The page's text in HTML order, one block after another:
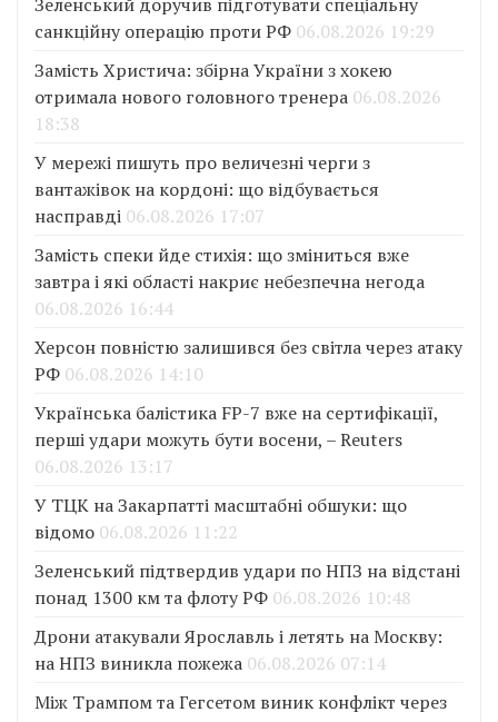
санкційну операцію проти РФ 06.08.2026 19:29
Замість Христича: збірна України з хокею
отримала нового головного тренера 06.08.2026
18:38
У мережі пишуть про величезні черги з
вантажівок на кордоні: що відбувається
насправді 06.08.2026 17:07
Замість спеки йде стихія: що зміниться вже
завтра і які області накриє небезпечна негода
06.08.2026 16:44
Херсон повністю залишився без світла через атаку
РФ 06.08.2026 14:10
Українська балістика FP-7 вже на сертифікації,
перші удари можуть бути восени, – Reuters
06.08.2026 13:17
У ТЦК на Закарпатті масштабні обшуки: що
відомо 06.08.2026 11:22
Зеленський підтвердив удари по НПЗ на відстані
понад 1300 км та флоту РФ 06.08.2026 10:48
Дрони атакували Ярославль і летять на Москву:
на НПЗ виникла пожежа 06.08.2026 07:14
Між Трампом та Гегсетом виник конфлікт через